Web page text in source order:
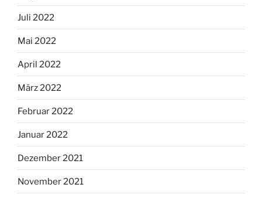
Juli 2022
Mai 2022
April 2022
März 2022
Februar 2022
Januar 2022
Dezember 2021
November 2021